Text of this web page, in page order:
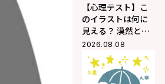
【心理テスト】こ
のイラストは何に
見える？ 漠然とし
た不安を希望に変
える「今、あなた
が本当に向かうべ
き道」がわかる！
2026.08.08